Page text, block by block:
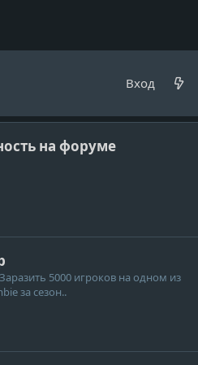
Вход
на форуме
5000 игроков на одном из
за сезон..